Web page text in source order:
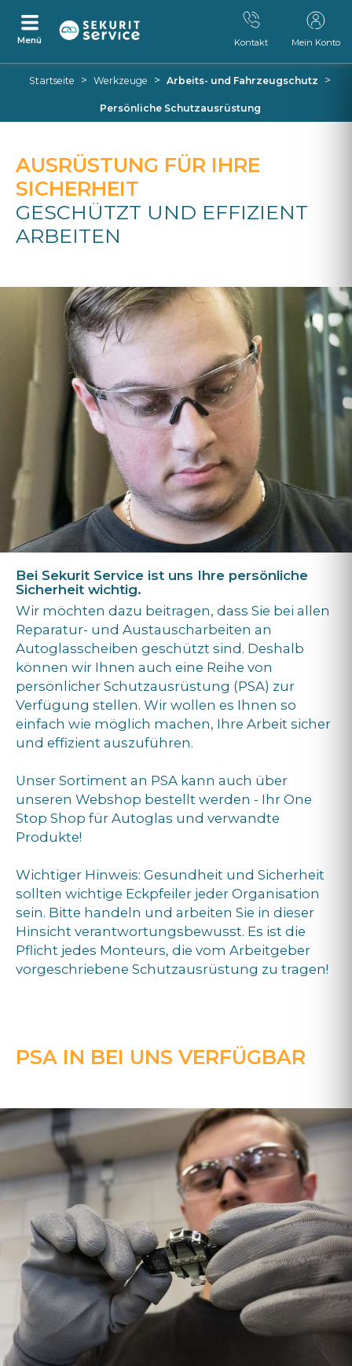
Zum
Inhalt
Zum
Navigationsmenü
Menü Mein Konto
Kontakt
Startseite > Werkzeuge > Arbeits- und Fahrzeugschutz >
Persönliche Schutzausrüstung
AUSRÜSTUNG FÜR IHRE
SICHERHEIT
GESCHÜTZT UND EFFIZIENT
ARBEITEN
Bei Sekurit Service ist uns Ihre persönliche
Sicherheit wichtig.
Wir möchten dazu beitragen, dass Sie bei allen
Reparatur- und Austauscharbeiten an
Autoglasscheiben geschützt sind. Deshalb
können wir Ihnen auch eine Reihe von
persönlicher Schutzausrüstung (PSA) zur
Verfügung stellen. Wir wollen es Ihnen so
einfach wie möglich machen, Ihre Arbeit sicher
und effizient auszuführen.
Unser Sortiment an PSA kann auch über
unseren Webshop bestellt werden - Ihr One
Stop Shop für Autoglas und verwandte
Produkte!
Wichtiger Hinweis: Gesundheit und Sicherheit
sollten wichtige Eckpfeiler jeder Organisation
sein. Bitte handeln und arbeiten Sie in dieser
Hinsicht verantwortungsbewusst. Es ist die
Pflicht jedes Monteurs, die vom Arbeitgeber
vorgeschriebene Schutzausrüstung zu tragen!
PSA IN BEI UNS VERFÜGBAR